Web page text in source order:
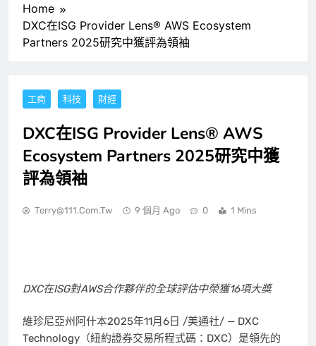
Home
DXC在ISG Provider Lens® AWS Ecosystem
Partners 2025研究中獲評為領袖
工商 科技 財經
DXC在ISG Provider Lens® AWS
Ecosystem Partners 2025研究中獲
評為領袖
Terry@111.com.tw 9 個月 Ago 0 1 Mins
DXC在ISG對AWS合作夥伴的全球評估中榮獲16項大獎
維珍尼亞州阿什本2025年11月6日 /美通社/ — DXC
Technology（紐約證券交易所程式碼：DXC）是領先的